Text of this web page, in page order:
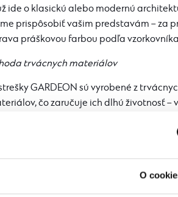
O
ide o klasickú alebo modernú
prispôsobiť vašim predstavám – za
práškovou farbou podľa
trvácnych materiálov
GARDEON sú vyrobené z
čo zaručuje ich dlhú životnosť –
spoľahlivú a dlhodobú ochranu
vysokú odolnosť celej
Ďalšou výhodou je
nevyžaduje žiaden náter ani
očistiť vodou, napríklad pomocou